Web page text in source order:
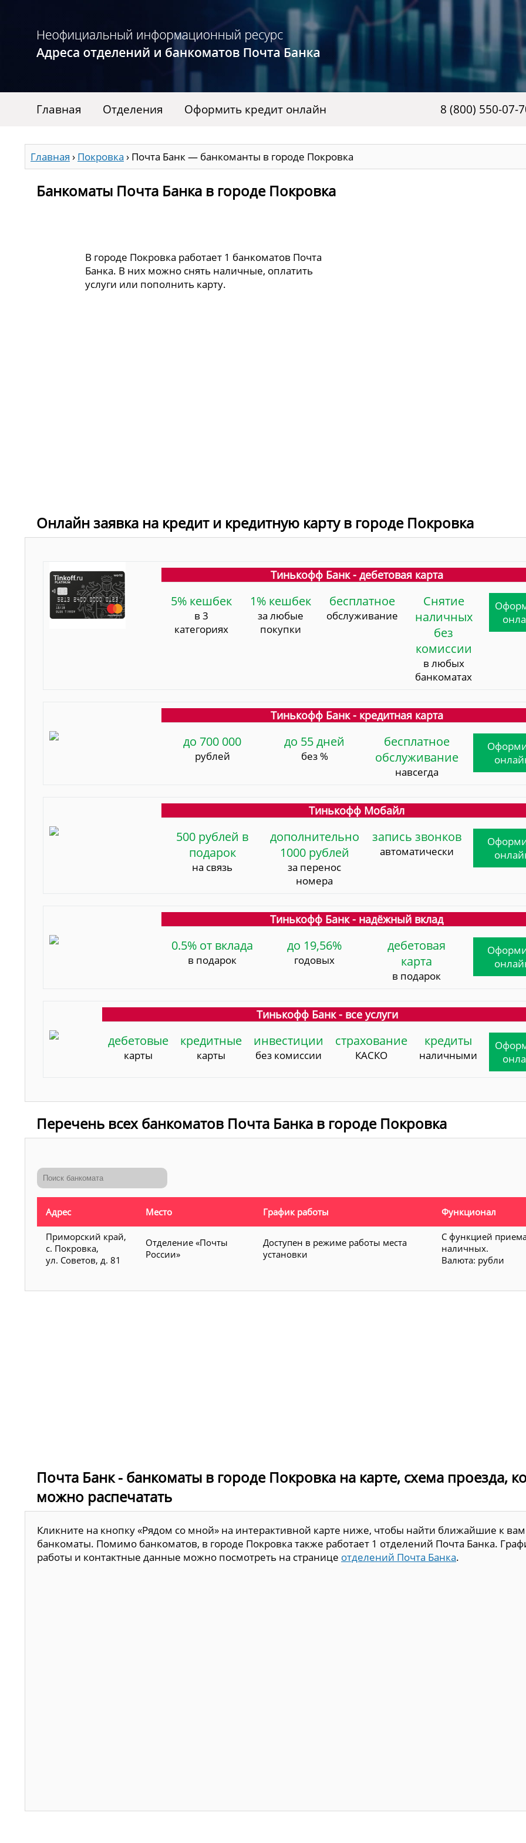
Главная Отделения Оформить кредит онлайн 8 (800) 550-07-
Главная › Покровка › Почта Банк — банкоманты в городе Покровка
Банкоматы Почта Банка в городе Покровка
В городе Покровка работает 1 банкоматов Почта
Банка. В них можно снять наличные, оплатить
услуги или пополнить карту.
Онлайн заявка на кредит и кредитную карту в городе Покровка
Тинькофф Банк - дебетовая карта
5% кешбек
в 3
категориях
1% кешбек
за любые
покупки
бесплатное
обслуживание
Снятие
наличных
без
комиссии
в любых
банкоматах
Тинькофф Банк - кредитная карта
до 700 000
рублей
до 55 дней
без %
бесплатное
обслуживание
навсегда
Тинькофф Мобайл
500 рублей в
подарок
на связь
дополнительно
1000 рублей
за перенос
номера
запись звонков
автоматически
Тинькофф Банк - надёжный вклад
0.5% от вклада
в подарок
до 19,56%
годовых
дебетовая
карта
в подарок
Тинькофф Банк - все услуги
дебетовые
карты
кредитные
карты
инвестиции
без комиссии
страхование
КАСКО
кредиты
наличными
Перечень всех банкоматов Почта Банка в городе Покровка
Адрес Место График работы Функционал
Приморский край,
с. Покровка,
ул. Советов, д. 81
Отделение «Почты
России»
Доступен в режиме работы места
установки
С функцией
наличных.
Валюта: рубли
Почта Банк - банкоматы в городе Покровка на карте, схема проезда,
можно распечатать
Кликните на кнопку «Рядом со мной» на интерактивной карте ниже, чтобы найти ближайшие к вам
банкоматы. Помимо банкоматов, в городе Покровка также работает 1 отделений Почта Банка.
работы и контактные данные можно посмотреть на странице отделений Почта Банка.